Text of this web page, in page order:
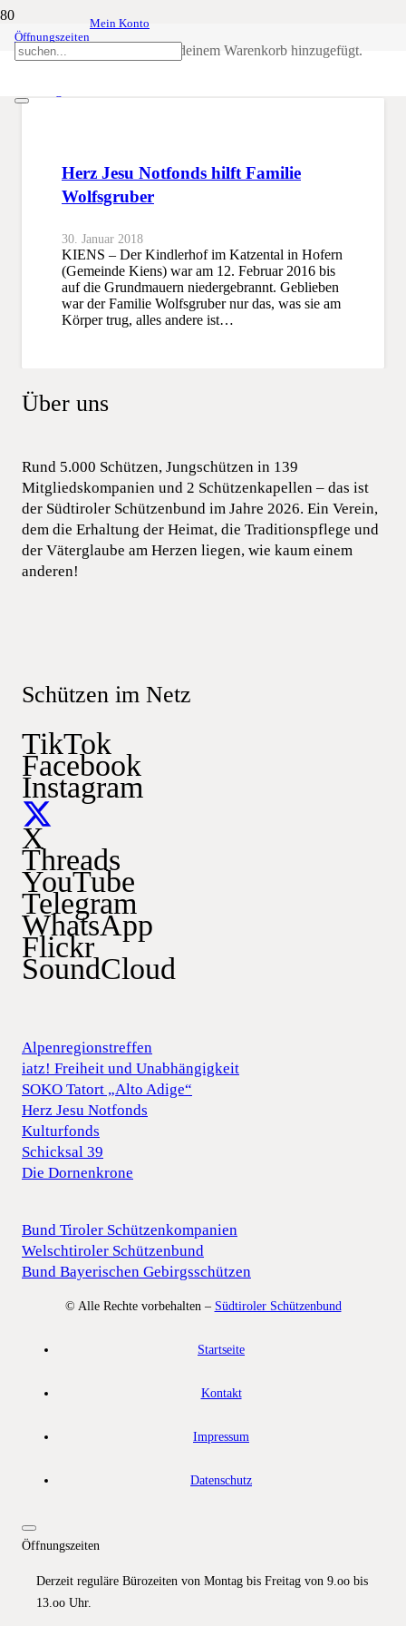
Öffnungszeiten
Mein Konto
wurde deinem Warenkorb hinzugefügt.
Wolfsgruber
Herz Jesu Notfonds hilft Familie
Wolfsgruber
30. Januar 2018
KIENS – Der Kindlerhof im Katzental in Hofern
(Gemeinde Kiens) war am 12. Februar 2016 bis
auf die Grundmauern niedergebrannt. Geblieben
war der Familie Wolfsgruber nur das, was sie am
Körper trug, alles andere ist…
Über uns
Rund 5.000 Schützen, Jungschützen in 139
Mitgliedskompanien und 2 Schützenkapellen – das ist
der Südtiroler Schützenbund im Jahre 2026. Ein Verein,
dem die Erhaltung der Heimat, die Traditionspflege und
der Väterglaube am Herzen liegen, wie kaum einem
anderen!
Schützen im Netz
TikTok
Facebook
Instagram
X
Threads
YouTube
Telegram
WhatsApp
Flickr
SoundCloud
Alpenregionstreffen
iatz! Freiheit und Unabhängigkeit
SOKO Tatort „Alto Adige“
Herz Jesu Notfonds
Kulturfonds
Schicksal 39
Die Dornenkrone
Bund Tiroler Schützenkompanien
Welschtiroler Schützenbund
Bund Bayerischen Gebirgsschützen
© Alle Rechte vorbehalten – Südtiroler Schützenbund
Startseite
Kontakt
Impressum
Datenschutz
Öffnungszeiten
Derzeit reguläre Bürozeiten von Montag bis Freitag von 9.oo bis
13.oo Uhr.